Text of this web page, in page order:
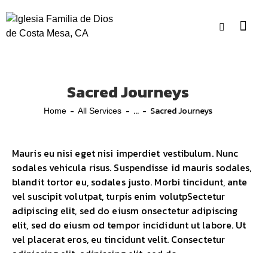
Sacred Journeys
Home All Services ... Sacred Journeys
Mauris eu nisi eget nisi imperdiet vestibulum. Nunc
sodales vehicula risus. Suspendisse id mauris sodales,
blandit tortor eu, sodales justo. Morbi tincidunt, ante
vel suscipit volutpat, turpis enim volutpSectetur
adipiscing elit, sed do eiusm onsectetur adipiscing
elit, sed do eiusm od tempor incididunt ut labore. Ut
vel placerat eros, eu tincidunt velit. Consectetur